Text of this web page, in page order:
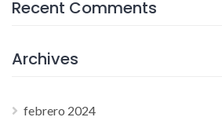
Recent Comments
Archives
febrero 2024